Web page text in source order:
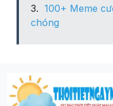
Phường Hàng Trống
Phường Phan Chu
100+ Meme
chóng